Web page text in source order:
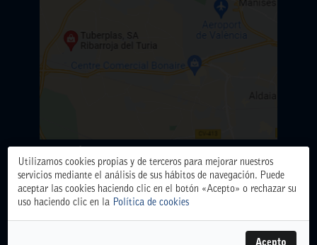
Polígono Industrial El Oliveral. Calle D. nº 6. 46394
Ribarroja del Turia (Valencia)
Teléfono: 961666666.
WhatsApp:654065618
Utilizamos cookies propias y de terceros para mejorar nuestros
servicios mediante el análisis de sus hábitos de navegación. Puede
aceptar las cookies haciendo clic en el botón «Acepto» o rechazar su
uso haciendo clic en la Política de cookies